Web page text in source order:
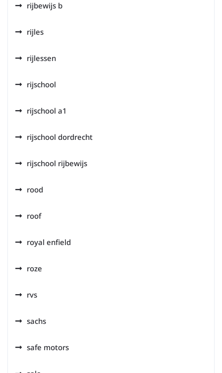
rijbewijs b
rijles
rijlessen
rijschool
rijschool a1
rijschool dordrecht
rijschool rijbewijs
rood
roof
royal enfield
roze
rvs
sachs
safe motors